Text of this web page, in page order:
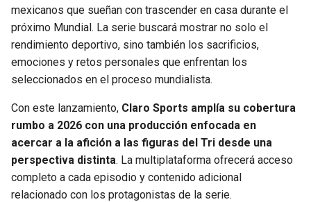
mexicanos que sueñan con trascender en casa durante el
próximo Mundial. La serie buscará mostrar no solo el
rendimiento deportivo, sino también los sacrificios,
emociones y retos personales que enfrentan los
seleccionados en el proceso mundialista.
Con este lanzamiento, Claro Sports amplía su cobertura
rumbo a 2026 con una producción enfocada en
acercar a la afición a las figuras del Tri desde una
perspectiva distinta. La multiplataforma ofrecerá acceso
completo a cada episodio y contenido adicional
relacionado con los protagonistas de la serie.